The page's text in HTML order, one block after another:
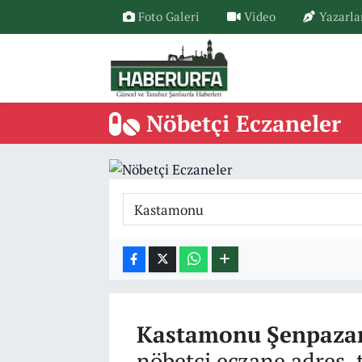
Foto Galeri Video
Nöbetçi Eczaneler
Kastamonu